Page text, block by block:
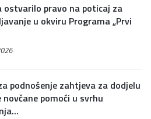
ostvarilo pravo na poticaj za
u okviru Programa „Prvi
podnošenje zahtjeva za dodjelu
pomoći u svrhu